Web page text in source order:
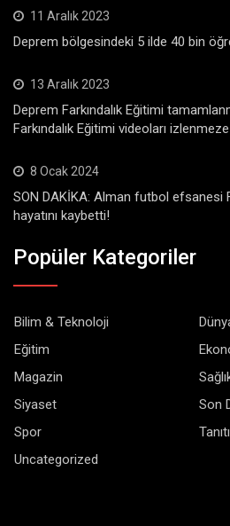
11 Aralık 2023
Deprem bölgesindeki 5 ilde 40 bin
13 Aralık 2023
Deprem Farkındalık Eğitimi
Farkındalık Eğitimi videoları
8 Ocak 2024
SON DAKİKA: Alman futbol efsanesi
hayatını kaybetti!
Popüler Kategoriler
Bilim & Teknoloji
Eğitim
Magazin
Siyaset
Son
Spor
Uncategorized